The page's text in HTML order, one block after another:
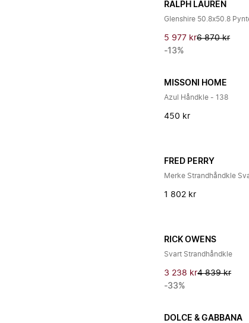
RALPH LAUREN
Glenshire 50.8x50.8
5 977 kr6 870 kr
-13%
MISSONI HOME
Azul Håndkle - 138
450 kr
FRED PERRY
Merke Strandhåndkle
1 802 kr
RICK OWENS
Svart Strandhåndkle
3 238 kr4 839 kr
-33%
DOLCE & GABBANA